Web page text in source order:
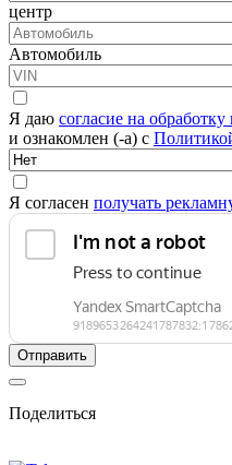
центр
Автомобиль
Я даю согласие на
и ознакомлен (-а) с
Я согласен получать
Поделиться